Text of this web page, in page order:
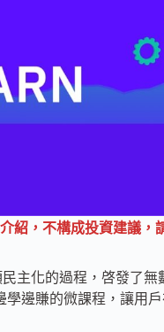
紹，不構成投資建議，
主化的過程，啓發了
學邊賺的微課程，讓用